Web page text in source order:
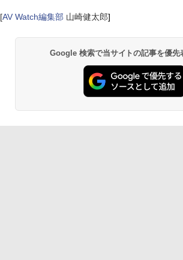
[AV Watch編集部 山崎健太郎]
Google 検索で当サイトの記事を優先